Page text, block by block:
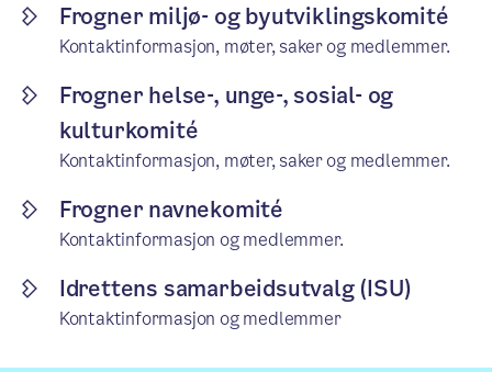
Frogner miljø- og byutviklingskomité
Kontaktinformasjon, møter, saker og medlemmer.
Frogner helse-, unge-, sosial- og
kulturkomité
Kontaktinformasjon, møter, saker og medlemmer.
Frogner navnekomité
Kontaktinformasjon og medlemmer.
Idrettens samarbeidsutvalg (ISU)
Kontaktinformasjon og medlemmer